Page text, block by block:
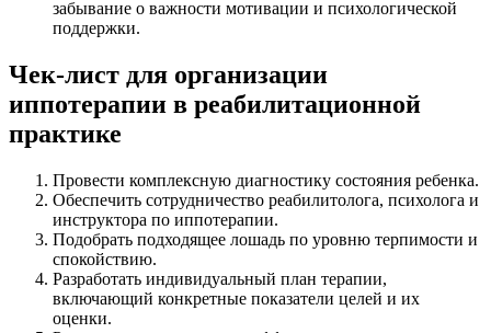
забывание о важности мотивации и психологической
поддержки.
Чек-лист для организации
иппотерапии в реабилитационной
практике
Провести комплексную диагностику состояния ребенка.
Обеспечить сотрудничество реабилитолога, психолога и
инструктора по иппотерапии.
Подобрать подходящее лошадь по уровню терпимости и
спокойствию.
Разработать индивидуальный план терапии,
включающий конкретные показатели целей и их
оценки.